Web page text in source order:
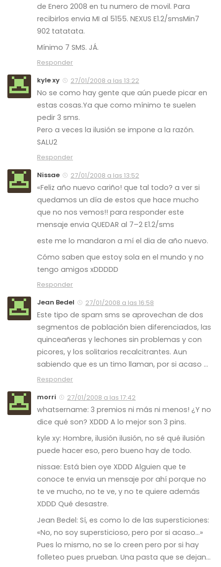
de Enero 2008 en tu numero de movil. Para
recibirlos envia MI al 5155. NEXUS E1.2/smsMin7
902 tatatata.
Mínimo 7 SMS. JÁ.
Responder
kyle xy
27/01/2008 a las 13:22
No se como hay gente que aún puede picar en
estas cosas.Ya que como mínimo te suelen
pedir 3 sms.
Pero a veces la ilusión se impone a la razón.
SALU2
Responder
Nissae
27/01/2008 a las 13:52
«Feliz año nuevo cariño! que tal todo? a ver si
quedamos un día de estos que hace mucho
que no nos vemos!! para responder este
mensaje envia QUEDAR al 7–2 E1.2/sms
este me lo mandaron a mí el dia de año nuevo.
Cómo saben que estoy sola en el mundo y no
tengo amigos xDDDDD
Responder
Jean Bedel
27/01/2008 a las 16:58
Este tipo de spam sms se aprovechan de dos
segmentos de población bien diferenciados, las
quinceañeras y lechones sin problemas y con
picores, y los solitarios recalcitrantes. Aun
sabiendo que es un timo llaman, por si acaso …
Responder
morri
27/01/2008 a las 17:42
whatsername: 3 premios ni más ni menos! ¿Y no
dice qué son? XDDD A lo mejor son 3 pins.
kyle xy: Hombre, ilusión ilusión, no sé qué ilusión
puede hacer eso, pero bueno hay de todo.
nissae: Está bien oye XDDD Alguien que te
conoce te envia un mensaje por ahí porque no
te ve mucho, no te ve, y no te quiere además
XDDD Qué desastre.
Jean Bedel: Sí, es como lo de las supersticiones:
«No, no soy supersticioso, pero por si acaso…»
Pues lo mismo, no se lo creen pero por si hay
folleteo pues prueban. Una pasta que se dejan…